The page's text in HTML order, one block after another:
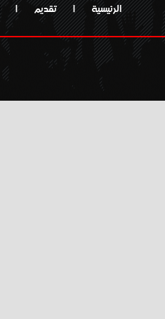
الرئيسية | تقديم |